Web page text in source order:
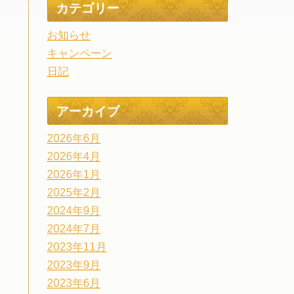
カテゴリー
お知らせ
キャンペーン
日記
アーカイブ
2026年6月
2026年4月
2026年1月
2025年2月
2024年9月
2024年7月
2023年11月
2023年9月
2023年6月